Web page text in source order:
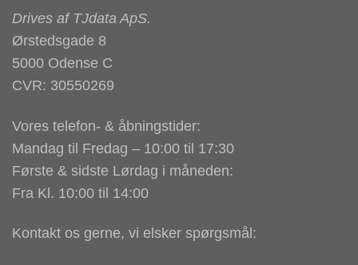
Drives af TJdata ApS.
Ørstedsgade 8
5000 Odense C
CVR: 30550269
Vores telefon- & åbningstider:
Mandag til Fredag – 10:00 til 17:30
Første & sidste Lørdag i måneden:
Fra Kl. 10:00 til 14:00
Kontakt os gerne, vi elsker spørgsmål: